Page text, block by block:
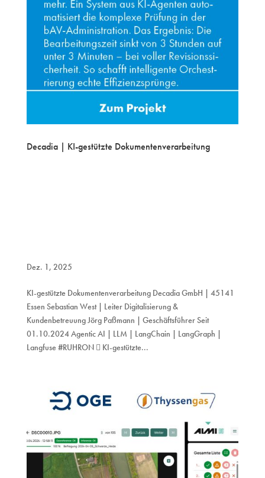
Decadia | KI-gestützte Dokumentenverarbeitung
Dez. 1, 2025
KI-gestützte Dokumentenverarbeitung Decadia GmbH | 45141
Essen Sebastian West | Leiter Digitalisierung &
Kundenbetreuung Jörg Paßmann | Geschäftsführer Seit
01.10.2024 Agentic AI | LLM | LangChain | LangGraph |
Langfuse #RUHRON  KI-gestützte...